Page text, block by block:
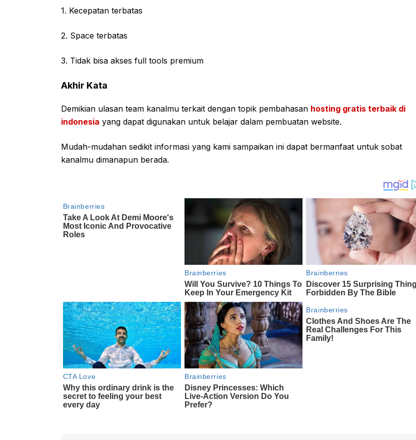
1. Kecepatan terbatas
2. Space terbatas
3. Tidak bisa akses full tools premium
Akhir Kata
Demikian ulasan team kanalmu terkait dengan topik pembahasan hosting gratis terbaik di
indonesia yang dapat digunakan untuk belajar dalam pembuatan website.
Mudah-mudahan sedikit informasi yang kami sampaikan ini dapat bermanfaat untuk sobat
kanalmu dimanapun berada.